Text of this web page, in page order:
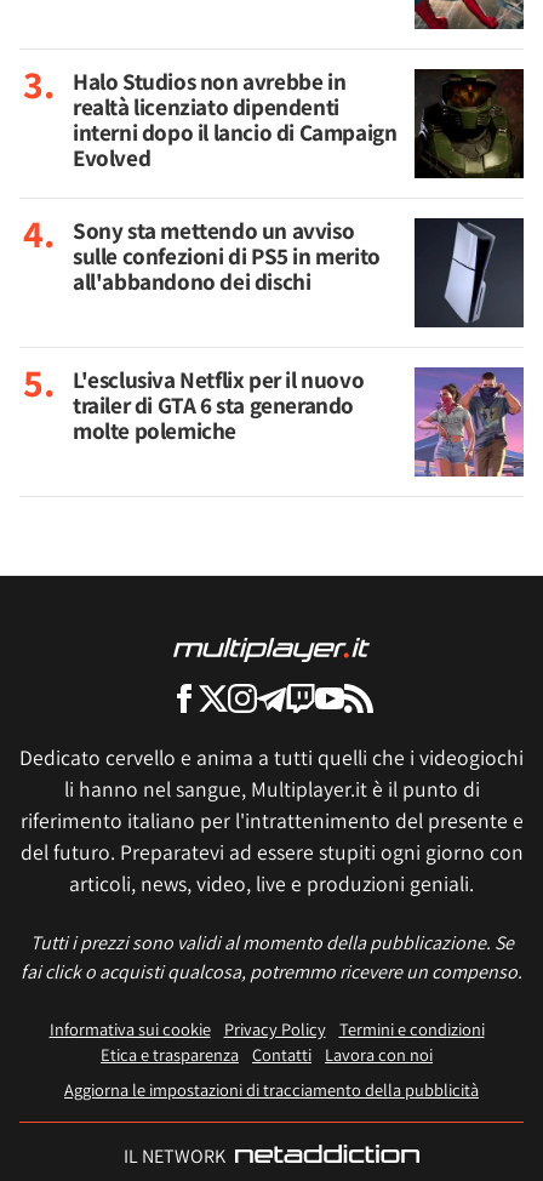
Halo Studios non avrebbe in
realtà licenziato dipendenti
interni dopo il lancio di Campaign
Evolved
Sony sta mettendo un avviso
sulle confezioni di PS5 in merito
all'abbandono dei dischi
L'esclusiva Netflix per il nuovo
trailer di GTA 6 sta generando
molte polemiche
Dedicato cervello e anima a tutti quelli che i videogiochi
li hanno nel sangue, Multiplayer.it è il punto di
riferimento italiano per l'intrattenimento del presente e
del futuro. Preparatevi ad essere stupiti ogni giorno con
articoli, news, video, live e produzioni geniali.
Tutti i prezzi sono validi al momento della pubblicazione. Se
fai click o acquisti qualcosa, potremmo ricevere un compenso.
Informativa sui cookie Privacy Policy
Termini e condizioni
Etica e trasparenza Contatti
Lavora con noi
Aggiorna le impostazioni di tracciamento della pubblicità
IL NETWORK